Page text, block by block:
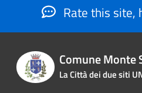
Rate this site,
Comune Monte
La Città dei due siti